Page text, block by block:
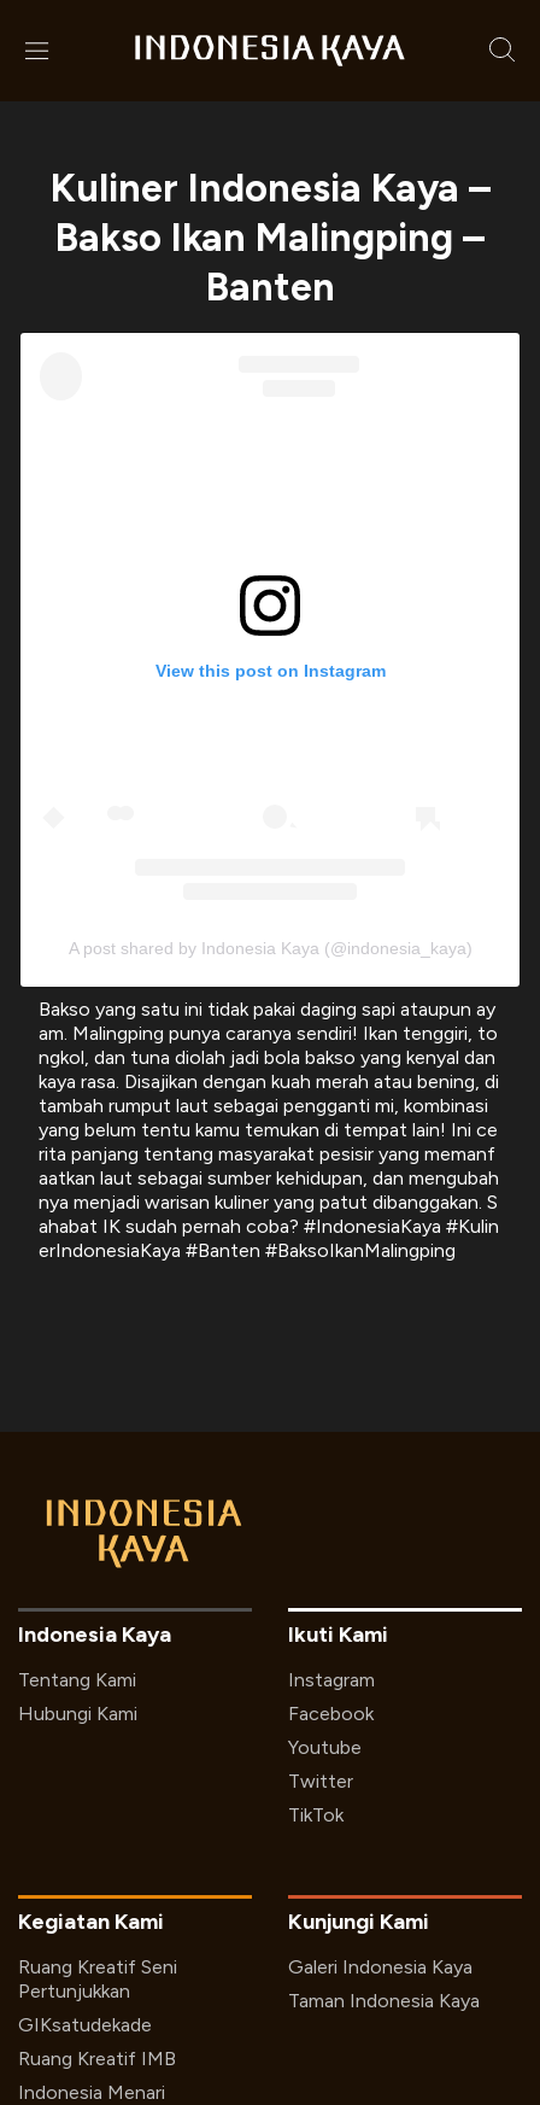
Kuliner Indonesia Kaya –
Bakso Ikan Malingping –
Banten
View this post on Instagram
A post shared by Indonesia Kaya (@indonesia_kaya)
Bakso yang satu ini tidak pakai daging sapi ataupun ay
am. Malingping punya caranya sendiri! Ikan tenggiri, to
ngkol, dan tuna diolah jadi bola bakso yang kenyal dan
kaya rasa. Disajikan dengan kuah merah atau bening, di
tambah rumput laut sebagai pengganti mi, kombinasi
yang belum tentu kamu temukan di tempat lain! Ini ce
rita panjang tentang masyarakat pesisir yang memanf
aatkan laut sebagai sumber kehidupan, dan mengubah
nya menjadi warisan kuliner yang patut dibanggakan. S
ahabat IK sudah pernah coba? #IndonesiaKaya #Kulin
erIndonesiaKaya #Banten #BaksoIkanMalingping
Indonesia Kaya
Tentang Kami
Hubungi Kami
Ikuti Kami
Instagram
Facebook
Youtube
Twitter
TikTok
Kegiatan Kami
Ruang Kreatif Seni
Pertunjukkan
GIKsatudekade
Ruang Kreatif IMB
Indonesia Menari
Kunjungi Kami
Galeri Indonesia Kaya
Taman Indonesia Kaya